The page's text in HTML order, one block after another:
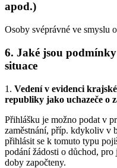
apod.)
Osoby svéprávné ve smyslu
6. Jaké jsou
situace
1. Vedení v evidenci
republiky jako uchazeče o
Přihlášku je možno podat v
zaměstnání, příp. kdykoliv v
přihlásit se k tomuto typu
podání žádosti o důchod,
doby započteny.